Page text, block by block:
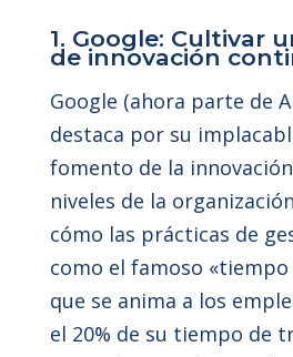
1. Google: Cultivar
de innovación
Google (ahora parte de
destaca por su
fomento de la
niveles de la
cómo las prácticas de
como el famoso «tiempo
que se anima a los
el 20% de su tiempo de